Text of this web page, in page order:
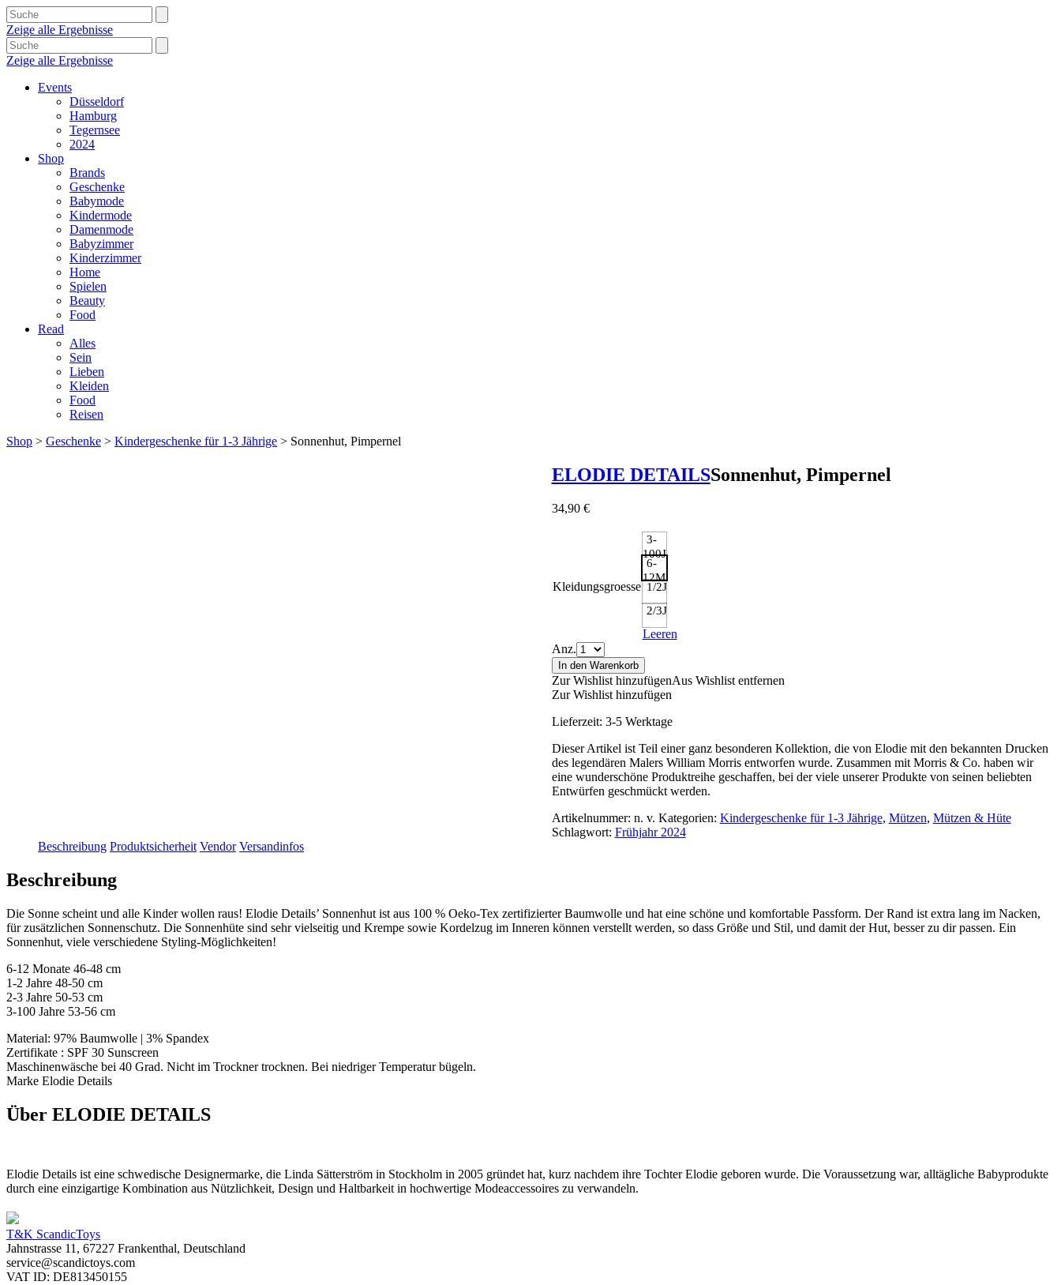
Zeige alle Ergebnisse
Zeige alle Ergebnisse
Events
Düsseldorf
Hamburg
Tegernsee
2024
Shop
Brands
Geschenke
Babymode
Kindermode
Damenmode
Babyzimmer
Kinderzimmer
Home
Spielen
Beauty
Food
Read
Alles
Sein
Lieben
Kleiden
Food
Reisen
Shop > Geschenke > Kindergeschenke für 1-3 Jährige > Sonnenhut, Pimpernel
ELODIE DETAILSSonnenhut, Pimpernel
34,90 €
Kleidungsgroesse
3-
100J
6-
12M
1/2J
2/3J
Leeren
Anz.
In den Warenkorb
Zur Wishlist hinzufügenAus Wishlist entfernen
Zur Wishlist hinzufügen
Lieferzeit: 3-5 Werktage
Dieser Artikel ist Teil einer ganz besonderen Kollektion, die von Elodie mit den bekannten Drucken
des legendären Malers William Morris entworfen wurde. Zusammen mit Morris & Co. haben wir
eine wunderschöne Produktreihe geschaffen, bei der viele unserer Produkte von seinen beliebten
Entwürfen geschmückt werden.
Artikelnummer: n. v. Kategorien: Kindergeschenke für 1-3 Jährige, Mützen, Mützen & Hüte
Schlagwort: Frühjahr 2024
Beschreibung Produktsicherheit Vendor Versandinfos
Beschreibung
Die Sonne scheint und alle Kinder wollen raus! Elodie Details’ Sonnenhut ist aus 100 % Oeko-Tex zertifizierter Baumwolle und hat eine schöne und komfortable Passform. Der Rand ist extra lang im Nacken,
für zusätzlichen Sonnenschutz. Die Sonnenhüte sind sehr vielseitig und Krempe sowie Kordelzug im Inneren können verstellt werden, so dass Größe und Stil, und damit der Hut, besser zu dir passen. Ein
Sonnenhut, viele verschiedene Styling-Möglichkeiten!
6-12 Monate 46-48 cm
1-2 Jahre 48-50 cm
2-3 Jahre 50-53 cm
3-100 Jahre 53-56 cm
Material: 97% Baumwolle | 3% Spandex
Zertifikate : SPF 30 Sunscreen
Maschinenwäsche bei 40 Grad. Nicht im Trockner trocknen. Bei niedriger Temperatur bügeln.
Marke Elodie Details
Über ELODIE DETAILS
Elodie Details ist eine schwedische Designermarke, die Linda Sätterström in Stockholm in 2005 gründet hat, kurz nachdem ihre Tochter Elodie geboren wurde. Die Voraussetzung war, alltägliche Babyprodukte
durch eine einzigartige Kombination aus Nützlichkeit, Design und Haltbarkeit in hochwertige Modeaccessoires zu verwandeln.
T&K ScandicToys
Jahnstrasse 11, 67227 Frankenthal, Deutschland
service@scandictoys.com
VAT ID: DE813450155